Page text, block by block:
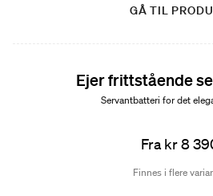
GÅ TIL
Ejer frittstående
Servantbatteri for det
Fra kr 8
Finnes i flere